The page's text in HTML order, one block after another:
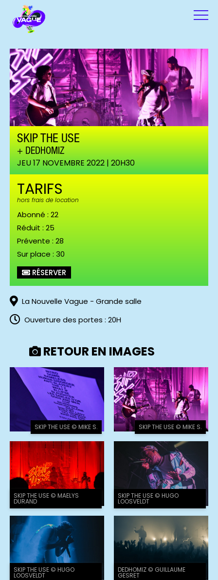
SKIP THE USE
DEDHOMIZ
JEU 17 NOVEMBRE 2022 | 20H30
TARIFS
hors frais de location
Abonné : 22
Réduit : 25
Prévente : 28
Sur place : 30
RÉSERVER
La Nouvelle Vague - Grande salle
Ouverture des portes : 20H
RETOUR EN IMAGES
SKIP THE USE © MIKE S. SKIP THE USE © MIKE S.
SKIP THE USE © MAELYS
DURAND
SKIP THE USE © HUGO
LOOSVELDT
SKIP THE USE © HUGO
LOOSVELDT
DEDHOMIZ © GUILLAUME
GESRET